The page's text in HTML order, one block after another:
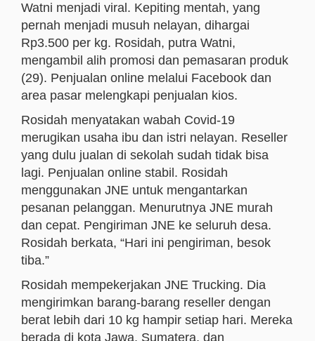
Watni menjadi viral. Kepiting mentah, yang
pernah menjadi musuh nelayan, dihargai
Rp3.500 per kg. Rosidah, putra Watni,
mengambil alih promosi dan pemasaran produk
(29). Penjualan online melalui Facebook dan
area pasar melengkapi penjualan kios.
Rosidah menyatakan wabah Covid-19
merugikan usaha ibu dan istri nelayan. Reseller
yang dulu jualan di sekolah sudah tidak bisa
lagi. Penjualan online stabil. Rosidah
menggunakan JNE untuk mengantarkan
pesanan pelanggan. Menurutnya JNE murah
dan cepat. Pengiriman JNE ke seluruh desa.
Rosidah berkata, “Hari ini pengiriman, besok
tiba.”
Rosidah mempekerjakan JNE Trucking. Dia
mengirimkan barang-barang reseller dengan
berat lebih dari 10 kg hampir setiap hari. Mereka
berada di kota Jawa, Sumatera, dan